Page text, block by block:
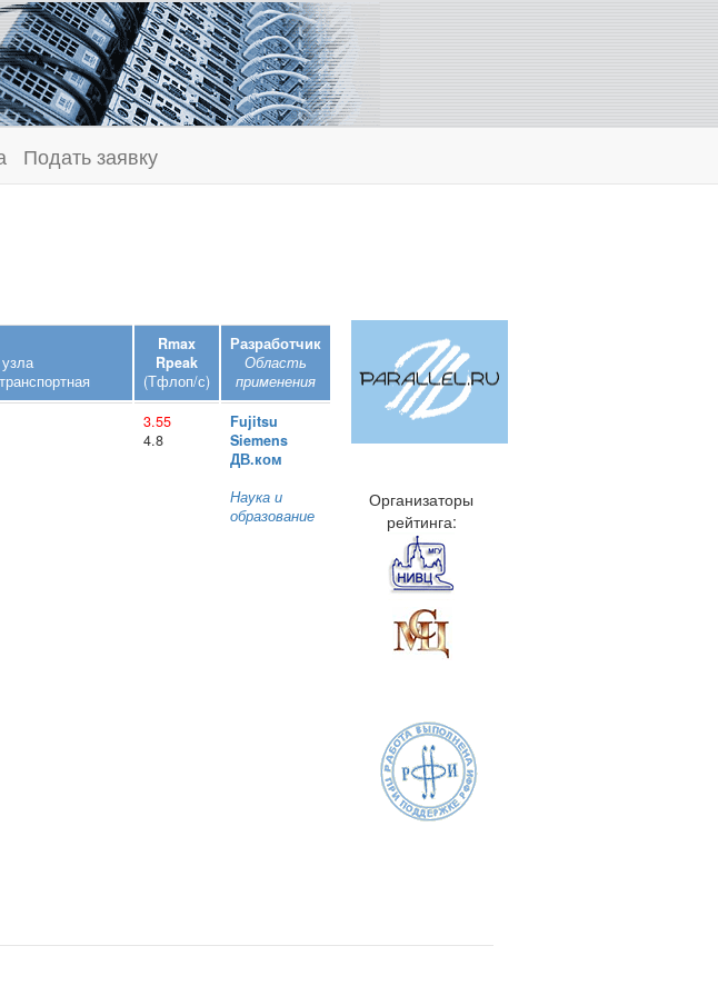
Подать заявку
Rmax
Rpeak
(Тфлоп/с)
Разработчик
Область
применения
3.55
4.8
Fujitsu
Siemens
ДВ.ком
Наука и
образование
Организаторы
рейтинга: